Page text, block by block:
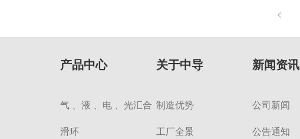
<
产品中心
气 、液 、电 、光汇合
滑环
关于中导
制造优势
工厂全景
新闻资讯
公司新闻
公告通知